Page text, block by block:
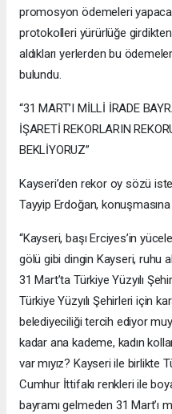
promosyon ödemeleri
protokolleri yürürlüğe
aldıkları yerlerden bu
bulundu.
“31 MART’I MİLLİ İRADE
İŞARETİ REKORLARIN
BEKLİYORUZ”
Kayseri’den rekor oy sözü
Tayyip Erdoğan,
“Kayseri, başı Erciyes’in
gölü gibi dingin Kayseri, ruhu
31 Mart’ta Türkiye Yüzyılı
Türkiye Yüzyılı Şehirleri için
belediyeciliği tercih ediyor
kadar ana kademe, kadın
var mıyız? Kayseri ile birlikte
Cumhur İttifakı renkleri ile
bayramı gelmeden 31 Mart’ı